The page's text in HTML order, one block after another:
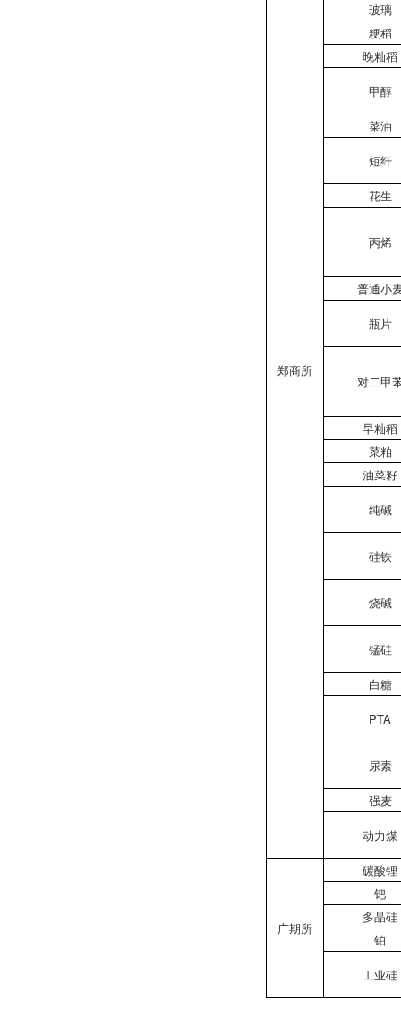
郑商所
玻璃
粳稻
晚籼稻
甲醇
菜油
短纤
花生
丙烯
普通小
瓶片
对二甲
早籼稻
菜粕
油菜籽
纯碱
硅铁
烧碱
锰硅
白糖
PTA
尿素
强麦
动力煤
广期所
碳酸锂
钯
多晶硅
铂
工业硅